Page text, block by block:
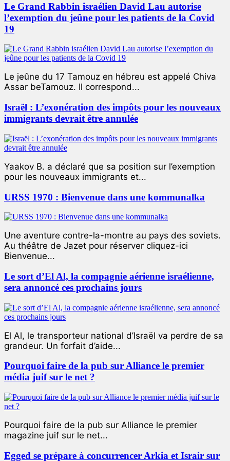
Le Grand Rabbin israélien David Lau autorise
l’exemption du jeûne pour les patients de la Covid
19
Le jeûne du 17 Tamouz en hébreu est appelé Chiva
Assar beTamouz. Il correspond...
Israël : L’exonération des impôts pour les nouveaux
immigrants devrait être annulée
Yaakov B. a déclaré que sa position sur l’exemption
pour les nouveaux immigrants et...
URSS 1970 : Bienvenue dans une kommunalka
Une aventure contre-la-montre au pays des soviets.
Au théâtre de Jazet pour réserver cliquez-ici
Bienvenue...
Le sort d’El Al, la compagnie aérienne israélienne,
sera annoncé ces prochains jours
El Al, le transporteur national d’Israël va perdre de sa
grandeur. Un forfait d’aide...
Pourquoi faire de la pub sur Alliance le premier
média juif sur le net ?
Pourquoi faire de la pub sur Alliance le premier
magazine juif sur le net...
Egged se prépare à concurrencer Arkia et Israir sur